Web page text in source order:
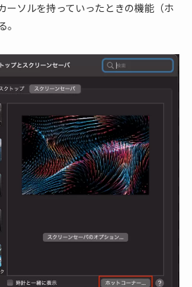
ーソルを持っていったときの機能（ホ